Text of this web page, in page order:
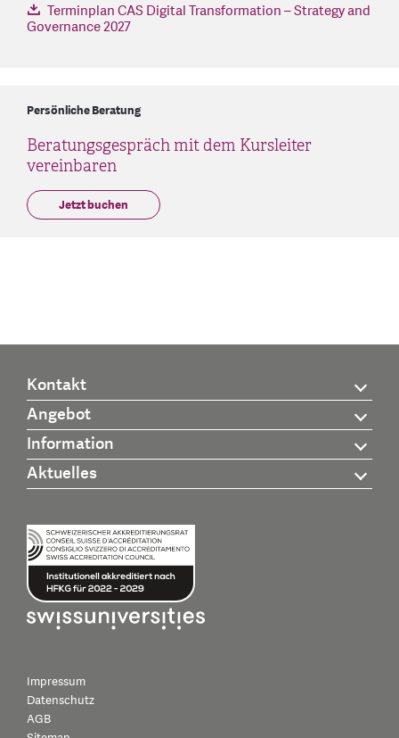
Terminplan CAS Digital Transformation – Strategy and
Governance 2027
Beratungsgespräch mit dem Kursleiter
vereinbaren
Persönliche Beratung
Jetzt buchen
Kontakt
Angebot
Information
Aktuelles
Impressum
Datenschutz
AGB